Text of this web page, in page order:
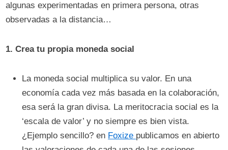
algunas experimentadas en primera persona, otras
observadas a la distancia…
1. Crea tu propia moneda social
La moneda social multiplica su valor. En una
economía cada vez más basada en la colaboración,
esa será la gran divisa. La meritocracia social es la
‘escala de valor’ y no siempre es bien vista.
¿Ejemplo sencillo? en Foxize publicamos en abierto